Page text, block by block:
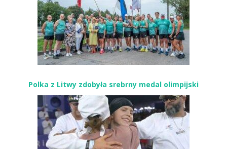
Polka z Litwy zdobyła srebrny medal olimpijski